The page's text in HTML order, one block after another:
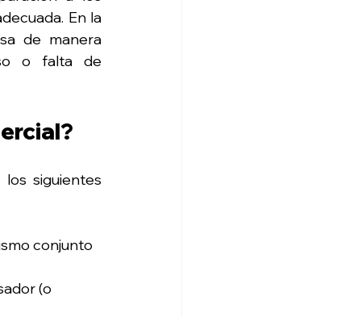
En la
de manera
o falta de
siguientes
conjunto
(o